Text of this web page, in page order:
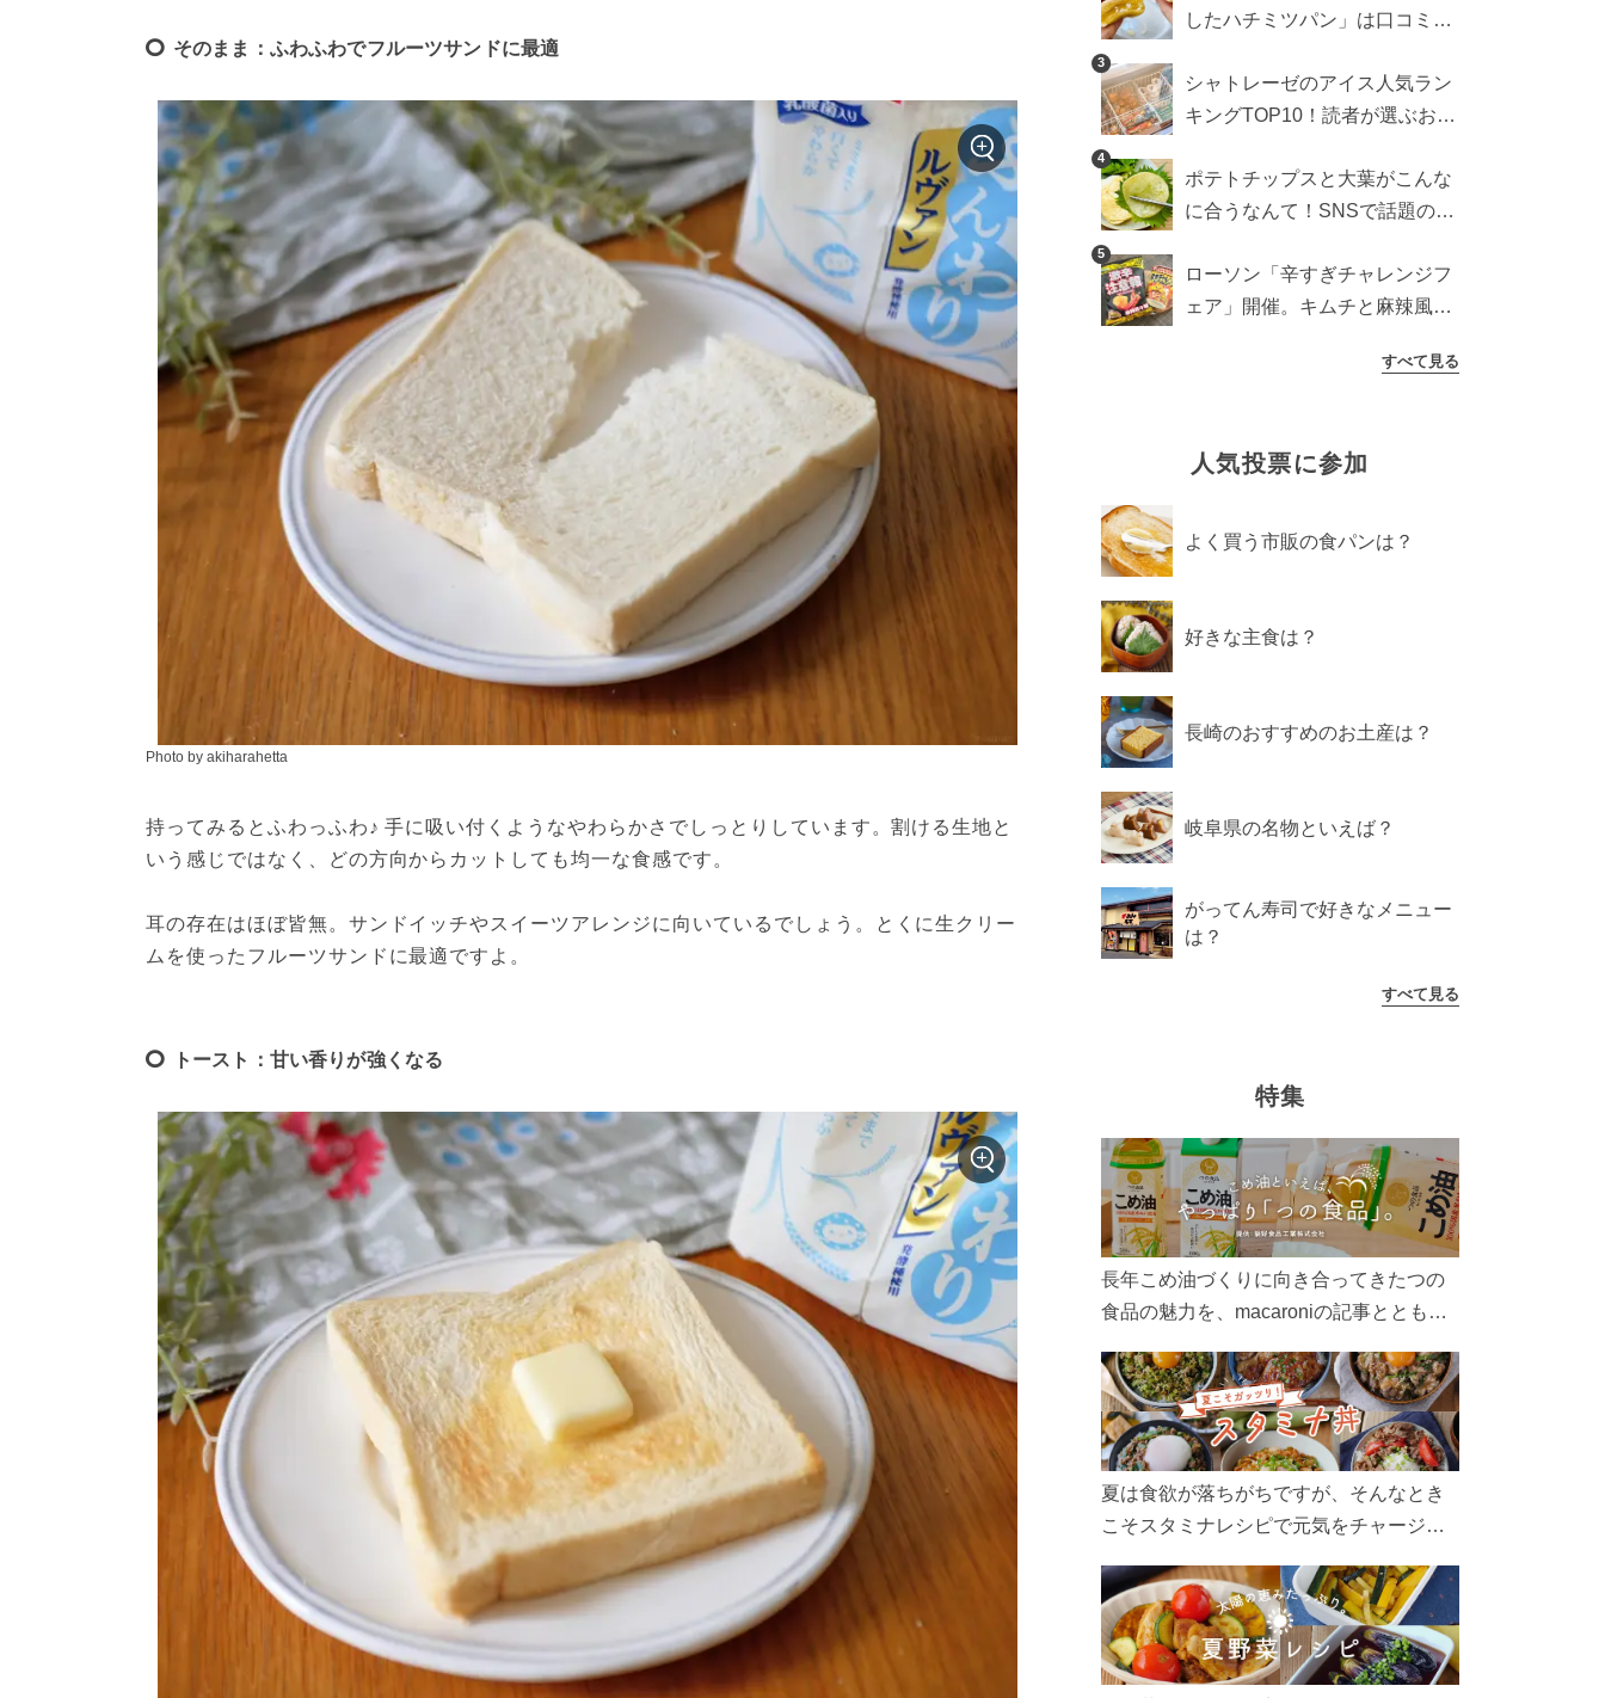
そのまま：ふわふわでフルーツサンドに最適
Photo by akiharahetta
持ってみるとふわっふわ♪ 手に吸い付くようなやわらかさでしっとりしています。割ける生地と
いう感じではなく、どの方向からカットしても均一な食感です。
耳の存在はほぼ皆無。サンドイッチやスイーツアレンジに向いているでしょう。とくに生クリー
ムを使ったフルーツサンドに最適ですよ。
トースト：甘い香りが強くなる
したハチミツパン」は口コミ通
検証
3
シャトレーゼのアイス人気ラン
キングTOP10！読者が選ぶおす
4
ポテトチップスと大葉がこんな
に合うなんて！SNSで話題の食
5
ローソン「辛すぎチャレンジフ
ェア」開催。キムチと麻辣風の
すべて見る
人気投票に参加
よく買う市販の食パンは？
好きな主食は？
長崎のおすすめのお土産は？
岐阜県の名物といえば？
がってん寿司で好きなメニュー
は？
すべて見る
特集
長年こめ油づくりに向き合ってきたつの
食品の魅力を、macaroniの記事とともに
ん、製造現場や品質へのこだわりまで。
こめ油をもっと好きになるコンテンツを
ぜひお楽しみください。
夏は食欲が落ちがちですが、そんなとき
こそスタミナレシピで元気をチャージ！
リ食べて、夏バテを吹き飛ばしましょ
う！